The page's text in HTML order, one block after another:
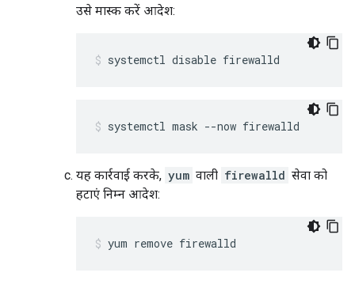
उसे मास्क करें आदेश:
systemctl disable firewalld
systemctl mask --now firewalld
यह कार्रवाई करके, yum वाली firewalld सेवा को
हटाएं निम्न आदेश:
yum remove firewalld